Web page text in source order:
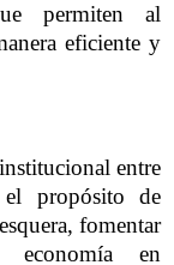
permiten al
eficiente y
entre
propósito de
fomentar
en